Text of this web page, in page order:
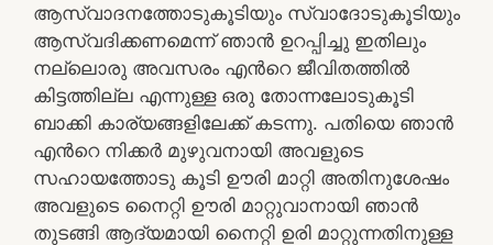
ആസ്വാദനത്തോടുകൂടിയും സ്വാദോടുകൂടിയും
ആസ്വദിക്കണമെന്ന് ഞാൻ ഉറപ്പിച്ചു ഇതിലും
നല്ലൊരു അവസരം എൻറെ ജീവിതത്തിൽ
കിട്ടത്തില്ല എന്നുള്ള ഒരു തോന്നലോടുകൂടി
ബാക്കി കാര്യങ്ങളിലേക്ക് കടന്നു. പതിയെ ഞാൻ
എൻറെ നിക്കർ മുഴുവനായി അവളുടെ
സഹായത്തോടു കൂടി ഊരി മാറ്റി അതിനുശേഷം
അവളുടെ നൈറ്റി ഊരി മാറ്റുവാനായി ഞാൻ
തുടങ്ങി ആദ്യമായി നൈറ്റി ഉരി മാറ്റുന്നതിനുള്ള